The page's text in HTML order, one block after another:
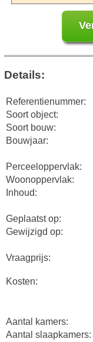
Details:
Referentienummer:
Soort object:
Soort bouw:
Bouwjaar:
Perceeloppervlak:
Woonoppervlak:
Inhoud:
Geplaatst op:
Gewijzigd op:
Vraagprijs:
Kosten:
Aantal kamers:
Aantal slaapkamers: